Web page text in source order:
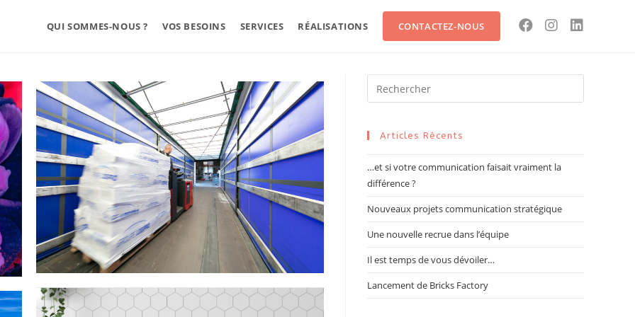
QUI SOMMES-NOUS ? VOS BESOINS SERVICES RÉALISATIONS CONTACTEZ-NOUS
Search
for:
Articles Récents
…et si votre communication faisait vraiment la
différence ?
Nouveaux projets communication stratégique
Une nouvelle recrue dans l’équipe
Il est temps de vous dévoiler…
Lancement de Bricks Factory